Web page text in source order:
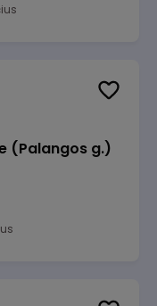
(Palangos g.)